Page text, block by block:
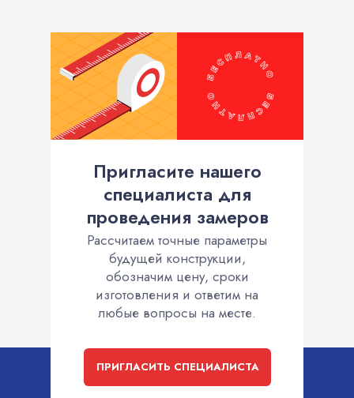
Пригласите нашего
специалиста для
проведения замеров
Рассчитаем точные параметры
будущей конструкции,
обозначим цену, сроки
изготовления и ответим на
любые вопросы на месте.
ПРИГЛАСИТЬ СПЕЦИАЛИСТА